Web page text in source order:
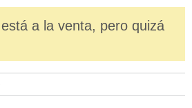
a la venta, pero quizá